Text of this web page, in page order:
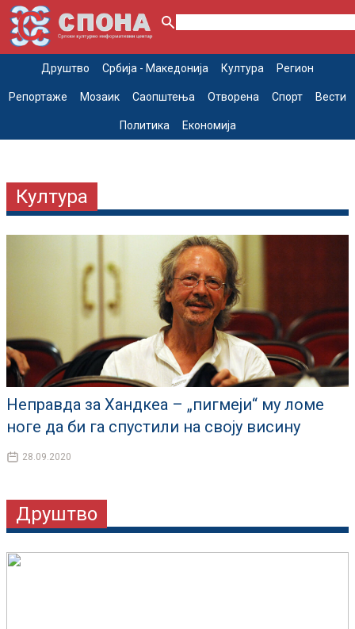
Друштво Србија - Македонија Култура Регион
Репортаже Мозаик Саопштења Отворена Спорт Вести
Политика Економија
Култура
Неправда за Хандкеа – „пигмеји“ му ломе
ноге да би га спустили на своју висину
28.09.2020
Друштво